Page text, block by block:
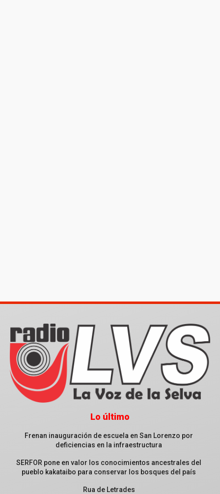
Lo último
Frenan inauguración de escuela en San Lorenzo por
deficiencias en la infraestructura
SERFOR pone en valor los conocimientos ancestrales del
pueblo kakataibo para conservar los bosques del país
Rua de Letrades